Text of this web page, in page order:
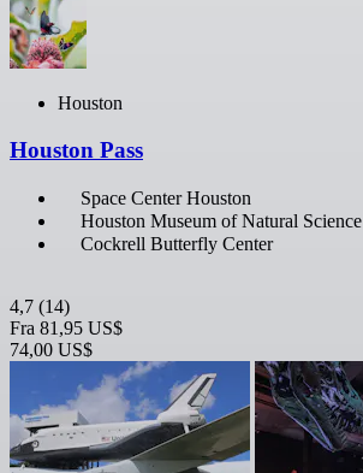
Houston
Houston Pass
Space Center Houston
Houston Museum of Natural Science
Cockrell Butterfly Center
4,7 (14)
Fra 81,95 US$
74,00 US$